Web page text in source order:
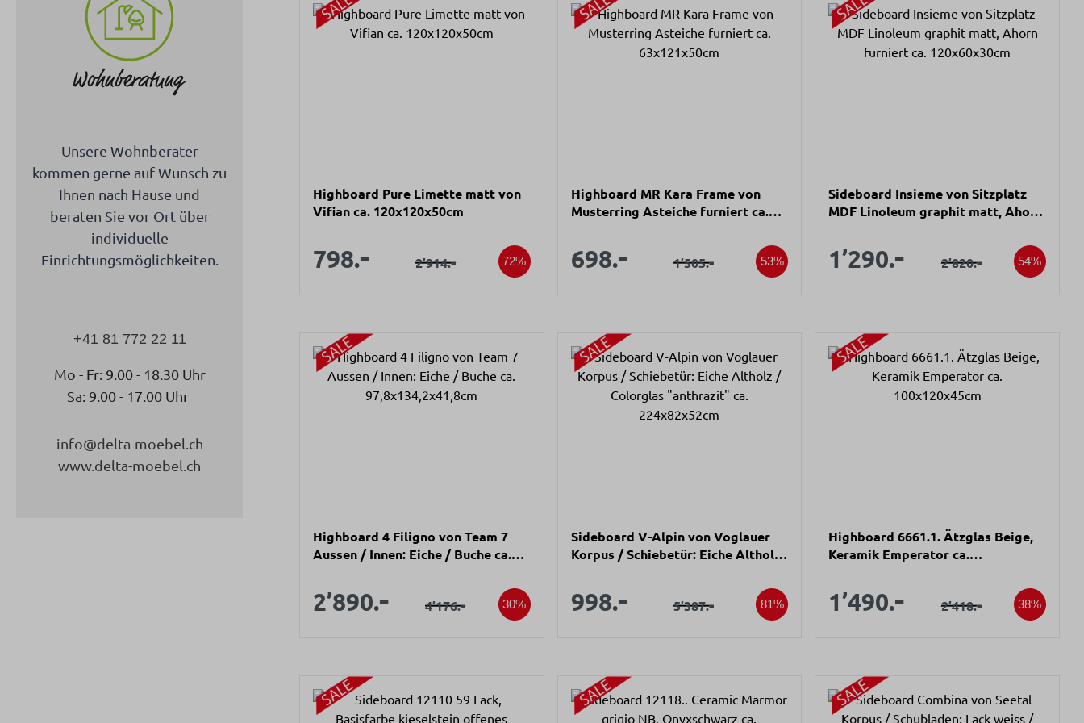
Unsere Wohnberater
kommen gerne auf Wunsch zu
Ihnen nach Hause und
beraten Sie vor Ort über
individuelle
Einrichtungsmöglichkeiten.
+41 81 772 22 11
Mo - Fr: 9.00 - 18.30 Uhr
Sa: 9.00 - 17.00 Uhr
info@delta-moebel.ch
www.delta-moebel.ch
Highboard Pure Limette matt von
Vifian ca. 120x120x50cm
Verkaufspreis:
Verkaufspreis:
798.- Regulärer Preis:
2’914.- 72%
Highboard MR Kara Frame von
Musterring Asteiche furniert ca.
Verkaufspreis:
Verkaufspreis:
698.- Regulärer Preis:
1’505.- 53%
Sideboard Insieme von Sitzplatz
MDF Linoleum graphit matt, Ahorn
Verkaufspreis:
Verkaufspreis:
1’290.- Regulärer Preis:
2’820.- 54%
Highboard 4 Filigno von Team 7
Aussen / Innen: Eiche / Buche ca.
Verkaufspreis:
Verkaufspreis:
2’890.- Regulärer Preis:
4’176.- 30%
Sideboard V-Alpin von Voglauer
Korpus / Schiebetür: Eiche Altholz
224x82x52cm
Verkaufspreis:
Verkaufspreis:
998.- Regulärer Preis:
5’387.- 81%
Highboard 6661.1. Ätzglas Beige,
Keramik Emperator ca.
Verkaufspreis:
Verkaufspreis:
1’490.- Regulärer Preis:
2’418.- 38%